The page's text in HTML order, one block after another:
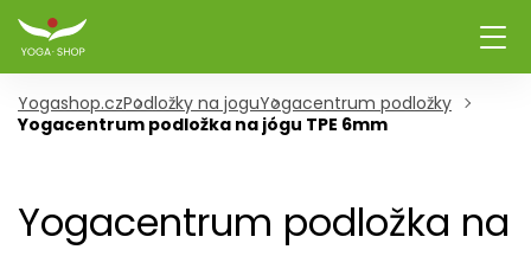
Yogashop.czPodložky na joguYogacentrum podložky
Yogacentrum podložka na jógu TPE 6mm
Yogacentrum podložka na